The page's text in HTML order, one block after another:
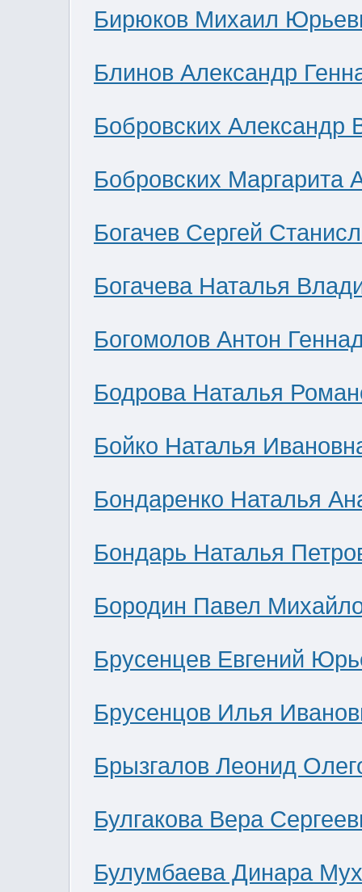
Бирюков Михаил
Блинов Александр
Бобровских Александр
Бобровских Маргарита
Богачев Сергей
Богачева Наталья
Богомолов Антон
Бодрова Наталья
Бойко Наталья
Бондаренко Наталья
Бондарь Наталья
Бородин Павел
Брусенцев Евгений
Брусенцов Илья
Брызгалов Леонид
Булгакова Вера
Булумбаева Динара